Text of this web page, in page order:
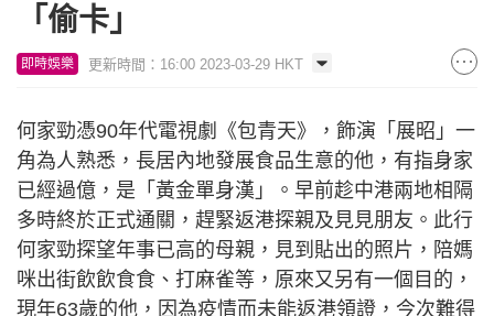
「偷卡」
即時娛樂 更新時間：16:00 2023-03-29 HKT
何家勁憑90年代電視劇《包青天》，飾演「展昭」一
角為人熟悉，長居內地發展食品生意的他，有指身家
已經過億，是「黃金單身漢」。早前趁中港兩地相隔
多時終於正式通關，趕緊返港探親及見見朋友。此行
何家勁探望年事已高的母親，見到貼出的照片，陪媽
咪出街飲飲食食、打麻雀等，原來又另有一個目的，
現年63歲的他，因為疫情而未能返港領證，今次難得